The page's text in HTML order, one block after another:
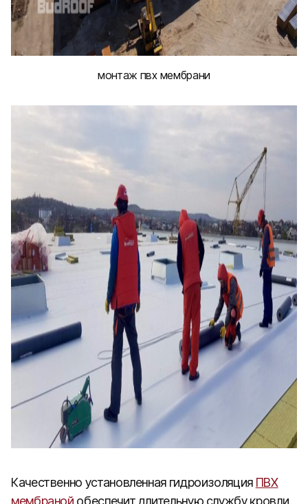
монтаж пвх мембрани
Качественно установленная гидроизоляция ПВХ
мембраной обеспечит длительную службу кровли,